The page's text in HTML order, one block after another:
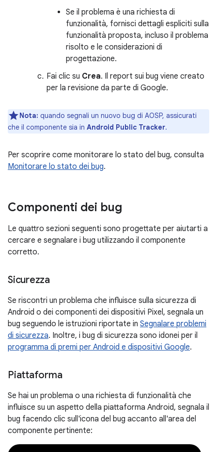
Se il problema è una richiesta di
funzionalità, fornisci dettagli espliciti sulla
funzionalità proposta, incluso il problema
risolto e le considerazioni di
progettazione.
Fai clic su Crea. Il report sui bug viene creato
per la revisione da parte di Google.
Nota: quando segnali un nuovo bug di AOSP, assicurati
che il componente sia in Android Public Tracker.
Per scoprire come monitorare lo stato del bug, consulta
Monitorare lo stato dei bug.
Componenti dei bug
Le quattro sezioni seguenti sono progettate per aiutarti a
cercare e segnalare i bug utilizzando il componente
corretto.
Sicurezza
Se riscontri un problema che influisce sulla sicurezza di
Android o dei componenti dei dispositivi Pixel, segnala un
bug seguendo le istruzioni riportate in Segnalare problemi
di sicurezza. Inoltre, i bug di sicurezza sono idonei per il
programma di premi per Android e dispositivi Google.
Piattaforma
Se hai un problema o una richiesta di funzionalità che
influisce su un aspetto della piattaforma Android, segnala il
bug facendo clic sull'icona del bug accanto all'area del
componente pertinente: